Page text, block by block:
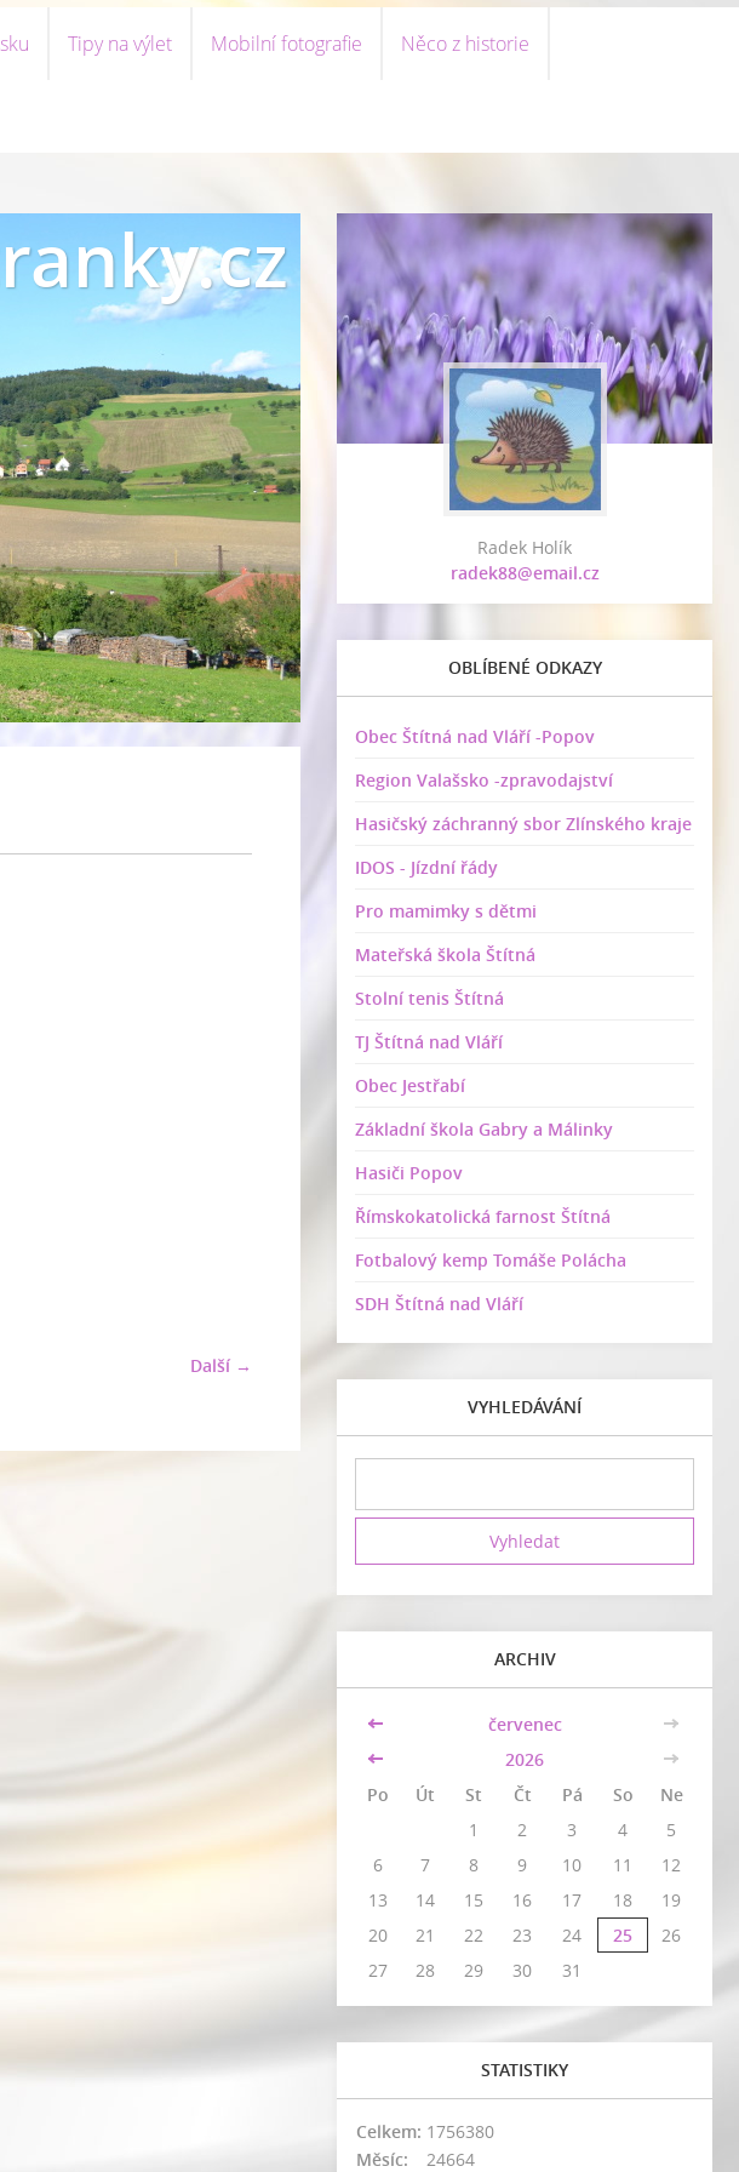
Tipy na výlet Mobilní fotografie Něco z historie
Další →
Radek Holík
radek88@email.cz
OBLÍBENÉ ODKAZY
Obec Štítná nad Vláří -Popov
Region Valašsko -zpravodajství
Hasičský záchranný sbor Zlínského kraje
IDOS - Jízdní řády
Pro mamimky s dětmi
Mateřská škola Štítná
Stolní tenis Štítná
TJ Štítná nad Vláří
Obec Jestřabí
Základní škola Gabry a Málinky
Hasiči Popov
Římskokatolická farnost Štítná
Fotbalový kemp Tomáše Polácha
SDH Štítná nad Vláří
VYHLEDÁVÁNÍ
ARCHIV
<< červenec
>>
<<
2026
>>
Po
Út St Čt Pá So
Ne
1
2 3 4
5
6
7 8 9 10 11
12
13
14 15 16 17 18
19
20
21 22 23 24 25
26
27
28 29 30 31
STATISTIKY
Celkem: 1756380
Měsíc:
24664